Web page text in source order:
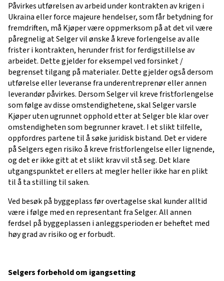
Påvirkes utførelsen av arbeid under kontrakten av krigen i
Ukraina eller force majeure hendelser, som får betydning for
fremdriften, må Kjøper være oppmerksom på at det vil være
påregnelig at Selger vil ønske å kreve forlengelse av alle
frister i kontrakten, herunder frist for ferdigstillelse av
arbeidet. Dette gjelder for eksempel ved forsinket /
begrenset tilgang på materialer. Dette gjelder også dersom
utførelse eller leveranse fra underentreprenør eller annen
leverandør påvirkes. Dersom Selger vil kreve fristforlengelse
som følge av disse omstendighetene, skal Selger varsle
Kjøper uten ugrunnet opphold etter at Selger ble klar over
omstendigheten som begrunner kravet. I et slikt tilfelle,
oppfordres partene til å søke juridisk bistand. Det er videre
på Selgers egen risiko å kreve fristforlengelse eller lignende,
og det er ikke gitt at et slikt krav vil stå seg. Det klare
utgangspunktet er ellers at megler heller ikke har en plikt
til å ta stilling til saken.
Ved besøk på byggeplass før overtagelse skal kunder alltid
være i følge med en representant fra Selger. All annen
ferdsel på byggeplassen i anleggsperioden er beheftet med
høy grad av risiko og er forbudt.
Selgers forbehold om igangsetting